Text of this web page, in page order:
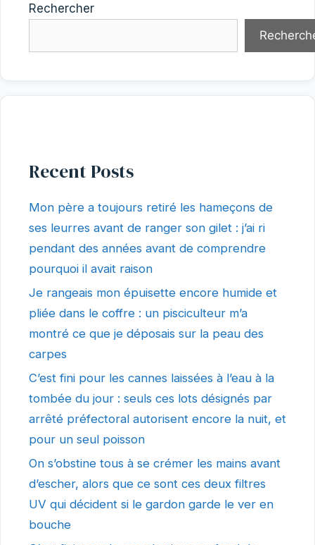
Rechercher
Recent Posts
Mon père a toujours retiré les hameçons de
ses leurres avant de ranger son gilet : j’ai ri
pendant des années avant de comprendre
pourquoi il avait raison
Je rangeais mon épuisette encore humide et
pliée dans le coffre : un pisciculteur m’a
montré ce que je déposais sur la peau des
carpes
C’est fini pour les cannes laissées à l’eau à la
tombée du jour : seuls ces lots désignés par
arrêté préfectoral autorisent encore la nuit, et
pour un seul poisson
On s’obstine tous à se crémer les mains avant
d’escher, alors que ce sont ces deux filtres
UV qui décident si le gardon garde le ver en
bouche